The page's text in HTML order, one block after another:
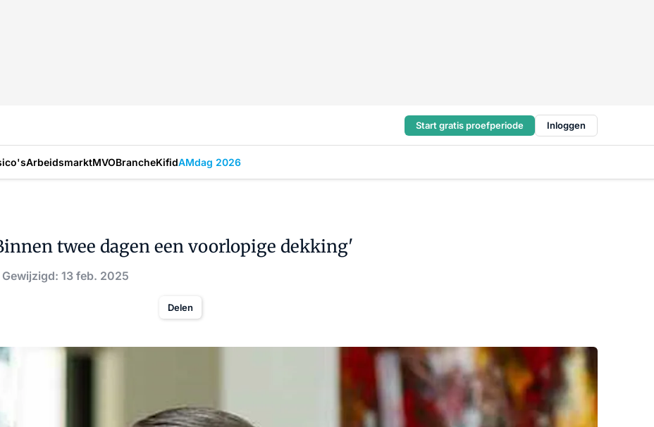
Start gratis proefperiode Inloggen
ArbeidsmarktMVOBrancheKifidAMdag 2026
twee dagen een voorlopige dekking'
Gewijzigd: 13 feb. 2025
Delen